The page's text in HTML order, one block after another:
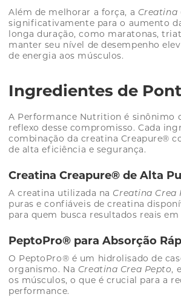
Além de melhorar a força, a Creatina
significativamente para o aumento
longa duração, como maratonas,
manter seu nível de desempenho
de energia aos músculos.
Ingredientes de
A Performance Nutrition é sinônimo
reflexo desse compromisso. Cada
combinação da creatina Creapure®
de alta eficiência e segurança.
Creatina Creapure® de Alta
A creatina utilizada na Creatina Crea
puras e confiáveis de creatina
para quem busca resultados reais
PeptoPro® para Absorção
O PeptoPro® é um hidrolisado de
organismo. Na Creatina Crea Pepto,
os músculos, o que é crucial para a
performance.